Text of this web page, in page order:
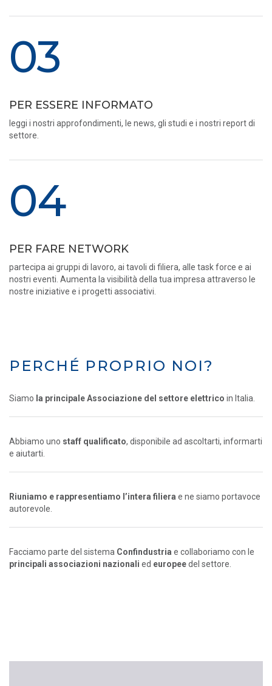
03
PER ESSERE INFORMATO
leggi i nostri approfondimenti, le news, gli studi e i nostri report di
settore.
04
PER FARE NETWORK
partecipa ai gruppi di lavoro, ai tavoli di filiera, alle task force e ai
nostri eventi. Aumenta la visibilità della tua impresa attraverso le
nostre iniziative e i progetti associativi.
PERCHÉ PROPRIO NOI?
Siamo la principale Associazione del settore elettrico in Italia.
Abbiamo uno staff qualificato, disponibile ad ascoltarti, informarti
e aiutarti.
Riuniamo e rappresentiamo l’intera filiera e ne siamo portavoce
autorevole.
Facciamo parte del sistema Confindustria e collaboriamo con le
principali associazioni nazionali ed europeedel settore.